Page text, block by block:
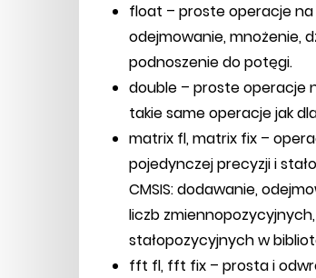
float – proste operacje
odejmowanie, mnożenie,
podnoszenie do potęgi.
double – proste operacje
takie same operacje jak
matrix fl, matrix fix –
pojedynczej precyzji i
CMSIS: dodawanie,
liczb
stałopozycyjnych w
fft fl, fft fix – prosta i